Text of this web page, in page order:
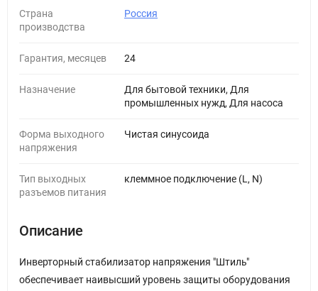
Страна
производства
Россия
Гарантия, месяцев 24
Назначение
Для бытовой техники, Для
промышленных нужд, Для насоса
Форма выходного
напряжения
Чистая синусоида
Тип выходных
разъемов питания
клеммное подключение (L, N)
Описание
Инверторный стабилизатор напряжения "Штиль"
обеспечивает наивысший уровень защиты оборудования